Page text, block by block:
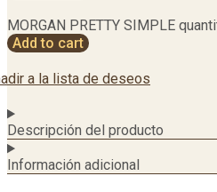
MORGAN PRETTY SIMPLE
Add to cart
a la lista de deseos
Descripción del producto
Información adicional